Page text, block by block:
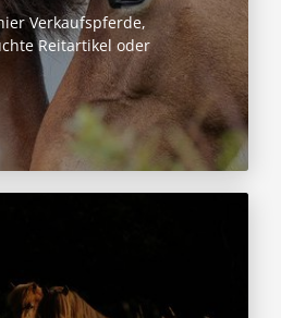
Verkaufspferde,
Reitartikel oder